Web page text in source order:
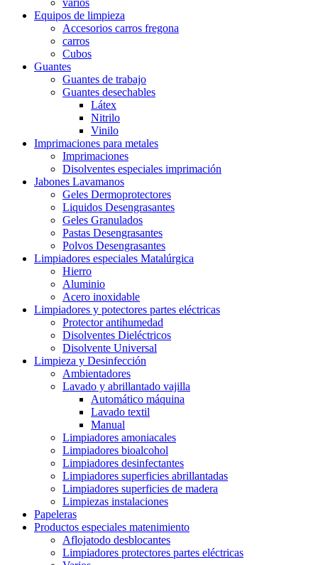
Equipos de limpieza
Accesorios carros fregona
carros
Cubos
Guantes
Guantes de trabajo
Guantes desechables
Látex
Nitrilo
Vinilo
Imprimaciones para metales
Imprimaciones
Disolventes especiales imprimación
Jabones Lavamanos
Geles Dermoprotectores
Liquidos Desengrasantes
Geles Granulados
Pastas Desengrasantes
Polvos Desengrasantes
Limpiadores especiales Matalúrgica
Hierro
Aluminio
Acero inoxidable
Limpiadores y potectores partes eléctricas
Protector antihumedad
Disolventes Dieléctricos
Disolvente Universal
Limpieza y Desinfección
Ambientadores
Lavado y abrillantado vajilla
Automático máquina
Lavado textil
Manual
Limpiadores amoniacales
Limpiadores bioalcohol
Limpiadores desinfectantes
Limpiadores superficies abrillantadas
Limpiadores superficies de madera
Limpiezas instalaciones
Papeleras
Productos especiales matenimiento
Aflojatodo desblocantes
Limpiadores protectores partes eléctricas